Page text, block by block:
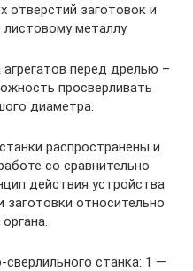
отверстий заготовок и
металлу.
перед дрелью –
просверливать
диаметра.
распространены и
со сравнительно
действия устройства
относительно
станка: 1 —